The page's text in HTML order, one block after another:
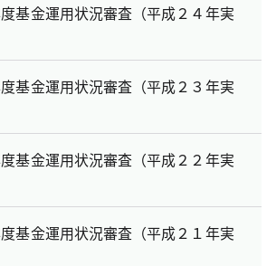
基金運用状況審査（平成２４年実
基金運用状況審査（平成２３年実
基金運用状況審査（平成２２年実
基金運用状況審査（平成２１年実